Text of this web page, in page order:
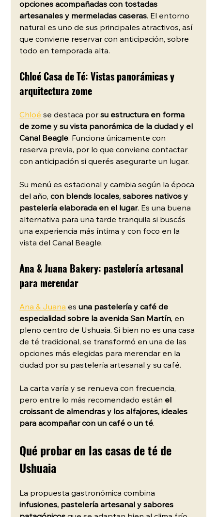
opciones acompañadas con tostadas
artesanales y mermeladas caseras. El entorno
natural es uno de sus principales atractivos, así
que conviene reservar con anticipación, sobre
todo en temporada alta.
Chloé Casa de Té: Vistas panorámicas y
arquitectura zome
Chloé se destaca por su estructura en forma
de zome y su vista panorámica de la ciudad y el
Canal Beagle. Funciona únicamente con
reserva previa, por lo que conviene contactar
con anticipación si querés asegurarte un lugar.
Su menú es estacional y cambia según la época
del año, con blends locales, sabores nativos y
pastelería elaborada en el lugar. Es una buena
alternativa para una tarde tranquila si buscás
una experiencia más íntima y con foco en la
vista del Canal Beagle.
Ana & Juana Bakery: pastelería artesanal
para merendar
Ana & Juana es una pastelería y café de
especialidad sobre la avenida San Martín, en
pleno centro de Ushuaia. Si bien no es una casa
de té tradicional, se transformó en una de las
opciones más elegidas para merendar en la
ciudad por su pastelería artesanal y su café.
La carta varía y se renueva con frecuencia,
pero entre lo más recomendado están el
croissant de almendras y los alfajores, ideales
para acompañar con un café o un té.
Qué probar en las casas de té de
Ushuaia
La propuesta gastronómica combina
infusiones, pastelería artesanal y sabores